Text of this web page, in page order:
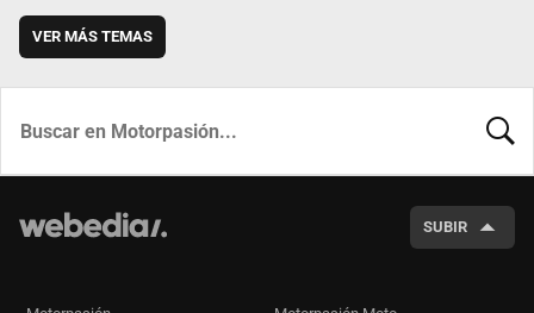
VER MÁS TEMAS
SUBIR